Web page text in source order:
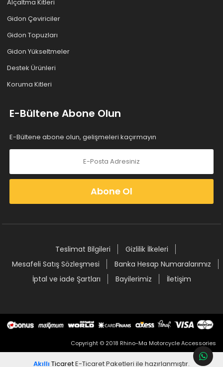
Alçaltma Kitleri
Gidon Çeviriciler
Gidon Topuzları
Gidon Yükseltmeler
Destek Ürünleri
Koruma Kitleri
E-Bültene Abone Olun
E-Bültene abone olun, gelişmeleri kaçırmayın
Abone Ol
Teslimat Bilgileri
Gizlilik İlkeleri
Mesafeli Satış Sözleşmesi
Banka Hesap Numaralarımız
İptal ve iade Şartları
Bayilerimiz İletişim
Copyright © 2018 Rhino-Ma Motorcycle Accessories
Akıllı TicaretE-Ticaret Paketleri ile hazırlanmıştır.